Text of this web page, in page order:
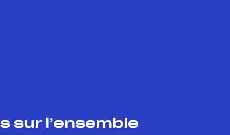
sur l’ensemble